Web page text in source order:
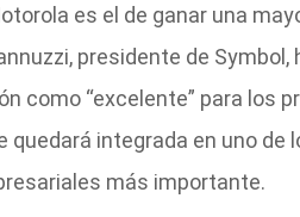
es el de ganar una
presidente de Symbol,
como “excelente” para los
quedará integrada en uno de
más importante.